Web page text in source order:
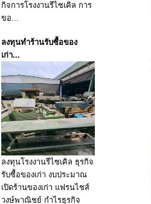
กิจการโรงงานรีไซเคิล การ
ขอ...
ลงทุนทำร้านรับซื้อของ
เก่า...
ลงทุนโรงงานรีไซเคิล ธุรกิจ
รับซื้อของเก่า งบประมาณ
เปิดร้านของเก่า แฟรนไชส์
วงษ์พาณิชย์ กำไรธุรกิจ